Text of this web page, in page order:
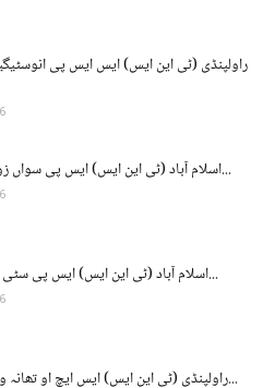
راولپنڈی (ٹی این ایس) ایس ایس پی
اسلام آباد (ٹی این ایس) ایس پی سواں زون خرم اشرف...
اسلام آباد (ٹی این ایس) ایس پی سٹی زون ڈاکٹر ایاز...
راولپنڈی (ٹی این ایس) ایس ایچ او تھانہ وارث خان راجہ...